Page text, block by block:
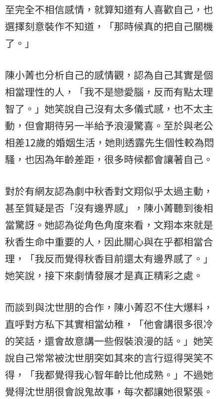
至完全不相信感情，就算知道有人喜歡自己，也
選擇刻意裝作不知道，「那時候真的把自己關機
了。」
陳小菁也分析自己的感情觀，認為自己其實是個
相當理性的人，「我不是戀愛腦，反而有點太理
智了。」她笑說自己沒有太多儀式感，也不太主
動，但會期待另一半給予浪漫驚喜。至於與老公
相差12歲的婚姻生活，她則透露先生個性較為悶
騷，也因為年齡差距，很多時候都會讓著自己。
對於有網友認為劇中秋香對文翔似乎太過主動，
甚至質疑是否「沒有邊界感」，陳小菁聽到後相
當驚訝。她認為從角色角度來看，文翔本來就是
秋香生命中重要的人，因此關心與在乎都相當合
理，「我反而覺得秋香目前還太有邊界感了。」
她笑說，接下來劇情發展才是真正精彩之處。
而談到與沈世朋的合作，陳小菁忍不住大爆料，
直呼對方私下其實相當幼稚，「他會講很多很冷
的笑話，還會故意講一些假裝浪漫的話。」她笑
說自己常常被沈世朋突如其來的言行逗得哭笑不
得，「我都覺得我心智年齡比他成熟。」不過她
覺得沈世朋很會說鬼故事，每次都讓她很緊張。